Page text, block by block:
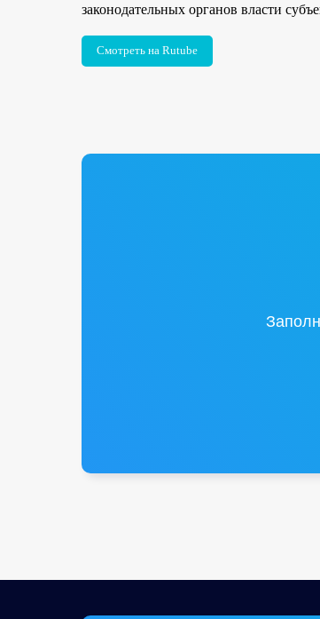
законодательных органов власти
Смотреть на Rutube